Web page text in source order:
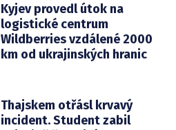
Kyjev provedl útok na
logistické centrum
Wildberries vzdálené 2000
km od ukrajinských hranic
Thajskem otřásl krvavý
incident. Student zabil